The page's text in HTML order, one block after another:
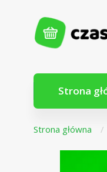
Strona
Z
Strona główna